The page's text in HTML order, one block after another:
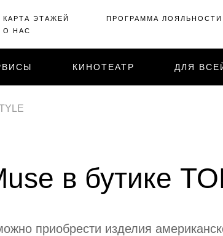
КАРТА ЭТАЖЕЙ
О НАС
ПРОГРАММА ЛОЯЛЬНОСТИ
КИНОТЕАТР ДЛЯ
в бутике
приобрести изделия